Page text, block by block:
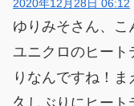
2020年12月28日 06:12
ゆりみそさん、こ
ユニクロのヒート
りなんですね！
久しぶりにヒート